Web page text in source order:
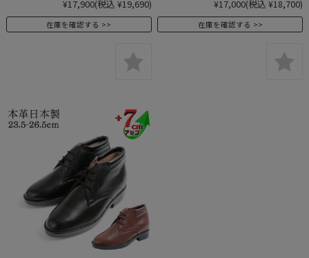
¥17,900(税込 ¥19,690)
在庫を確認する
¥17,000(税込 ¥18,700)
在庫を確認する